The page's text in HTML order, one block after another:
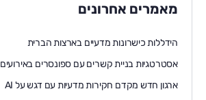
מאמרים אחרונים
הידללות כישרונות מדעיים בארצות הברית
אסטרטגיות בניית קשרים עם ספונסרים באירועים
ארגון חדש מקדם חקירות מדעיות עם דגש על AI